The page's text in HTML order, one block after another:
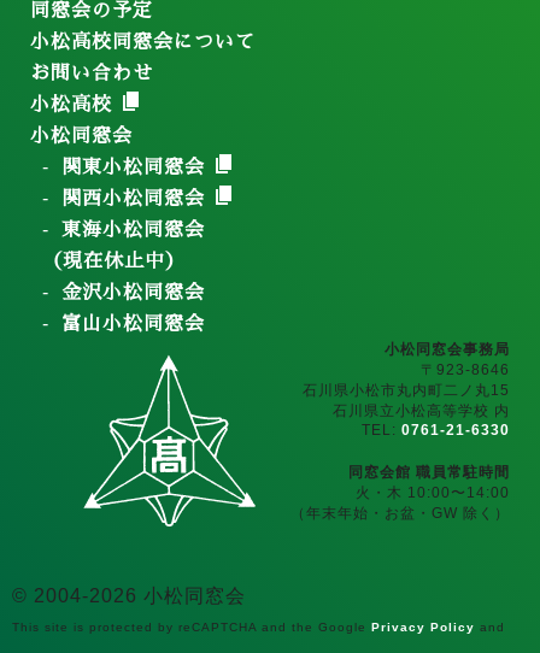
同窓会の予定
小松高校同窓会について
お問い合わせ
小松高校
小松同窓会
関東小松同窓会
関西小松同窓会
東海小松同窓会
（現在休止中）
金沢小松同窓会
富山小松同窓会
小松同窓会事務局
〒923-8646
石川県小松市丸内町二ノ丸15
石川県立小松高等学校 内
TEL: 0761-21-6330
同窓会館 職員常駐時間
火・木 10:00〜14:00
（年末年始・お盆・GW 除く）
© 2004-2026 小松同窓会
This site is protected by reCAPTCHA and the Google Privacy Policy and